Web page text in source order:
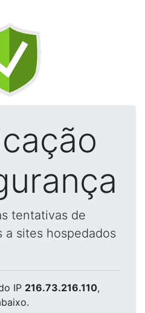
tentativas de
a sites hospedados
IP 216.73.216.110,